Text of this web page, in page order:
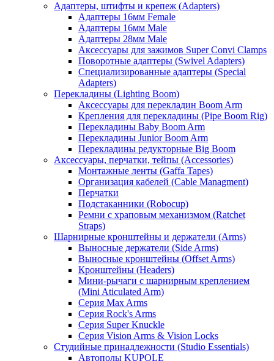
Адаптеры, штифты и крепеж (Adapters)
Адаптеры 16мм Female
Адаптеры 16мм Male
Адаптеры 28мм Male
Аксессуары для зажимов Super Convi Clamps
Поворотные адаптеры (Swivel Adapters)
Специализированные адаптеры (Special
Adapters)
Перекладины (Lighting Boom)
Аксессуары для перекладин Boom Arm
Крепления для перекладины (Pipe Boom Rig)
Перекладины Baby Boom Arm
Перекладины Junior Boom Arm
Перекладины редукторные Big Boom
Аксессуары, перчатки, тейпы (Accessories)
Монтажные ленты (Gaffa Tapes)
Организация кабелей (Cable Managment)
Перчатки
Подстаканники (Robocup)
Ремни с храповым механизмом (Ratchet
Straps)
Шарнирные кронштейны и держатели (Arms)
Выносные держатели (Side Arms)
Выносные кронштейны (Offset Arms)
Кронштейны (Headers)
Мини-рычаги с шарнирным креплением
(Mini Aticulated Arm)
Серия Max Arms
Серия Rock's Arms
Серия Super Knuckle
Серия Vision Arms & Vision Locks
Студийные принадлежности (Studio Essentials)
Автополы KUPOLE